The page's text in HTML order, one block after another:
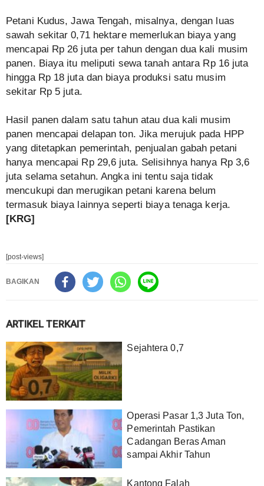
Petani Kudus, Jawa Tengah, misalnya, dengan luas
sawah sekitar 0,71 hektare memerlukan biaya yang
mencapai Rp 26 juta per tahun dengan dua kali musim
panen. Biaya itu meliputi sewa tanah antara Rp 16 juta
hingga Rp 18 juta dan biaya produksi satu musim
sekitar Rp 5 juta.
Hasil panen dalam satu tahun atau dua kali musim
panen mencapai delapan ton. Jika merujuk pada HPP
yang ditetapkan pemerintah, penjualan gabah petani
hanya mencapai Rp 29,6 juta. Selisihnya hanya Rp 3,6
juta selama setahun. Angka ini tentu saja tidak
mencukupi dan merugikan petani karena belum
termasuk biaya lainnya seperti biaya tenaga kerja.
[KRG]
[post-views]
BAGIKAN
ARTIKEL TERKAIT
Sejahtera 0,7
Operasi Pasar 1,3 Juta Ton,
Pemerintah Pastikan
Cadangan Beras Aman
sampai Akhir Tahun
Kantong Falah